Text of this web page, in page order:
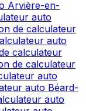
Arvière-en-
auto
de calculateur
auto
calculateur
de calculateur
auto
auto Béard-
auto